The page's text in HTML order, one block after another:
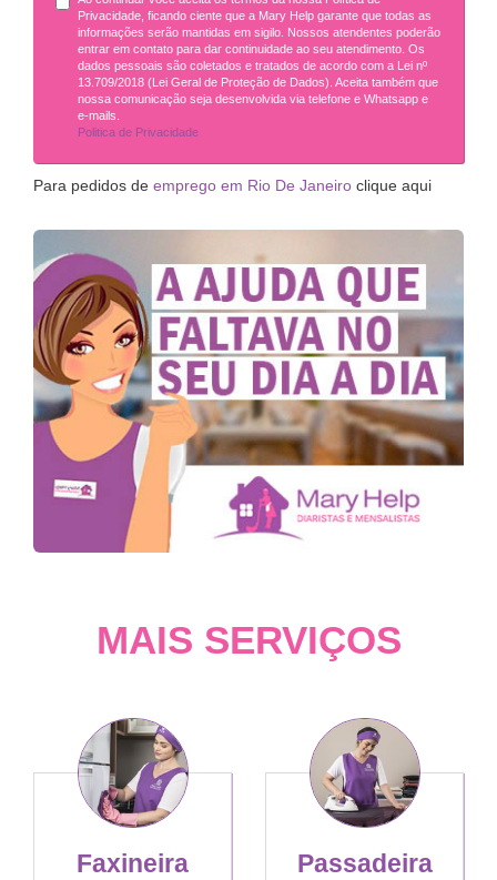
Privacidade, ficando ciente que a Mary Help garante que todas as
informações serão mantidas em sigilo. Nossos atendentes poderão
entrar em contato para dar continuidade ao seu atendimento. Os
dados pessoais são coletados e tratados de acordo com a Lei nº
13.709/2018 (Lei Geral de Proteção de Dados). Aceita também que
nossa comunicação seja desenvolvida via telefone e Whatsapp e
e-mails.
Politica de Privacidade
Para pedidos de emprego em Rio De Janeiro clique aqui
MAIS SERVIÇOS
Faxineira Passadeira